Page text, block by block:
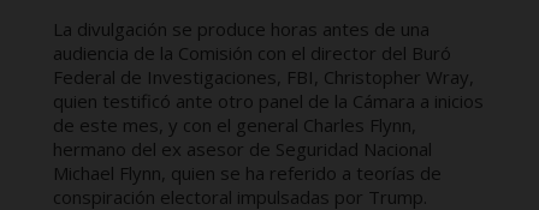
La divulgación se produce horas antes de una
audiencia de la Comisión con el director del Buró
Federal de Investigaciones, FBI, Christopher Wray,
quien testificó ante otro panel de la Cámara a inicios
de este mes, y con el general Charles Flynn,
hermano del ex asesor de Seguridad Nacional
Michael Flynn, quien se ha referido a teorías de
conspiración electoral impulsadas por Trump.